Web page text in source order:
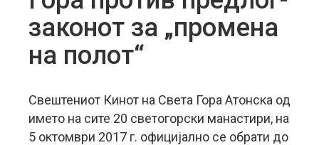
законот за „промена
на полот“
Свештениот Кинот на Света Гора Атонска од
името на сите 20 светогорски манастири, на
5 октомври 2017 г. официјално се обрати до